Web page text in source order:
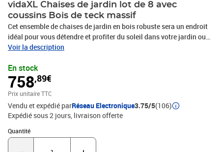
vidaXL Chaises de jardin lot de 8 avec
coussins Bois de teck massif
Cet ensemble de chaises de jardin en bois robuste sera un endroit
idéal pour vous détendre et profiter du soleil dans votre jardin ou
patio. Fabriquée en bois dur de teck extrêmement durable, cette
finement poncée pour lui donner un aspect très lisse. Le bois de
teck est connu pour sa résistance exceptionnelle aux intempéries,
ce qui le rend bien plus adapté aux meubles de jardin que tout
autre type de bois. Le bois de teck est le choix idéal si vous
souhaitez acheter un meuble de jardin durable. Une belle finition à
base d’eau est appliquée pour donner au bois une couleur chaude.
Les chaises d’extérieur stables disposent d’un aspect raffiné qui
peut instantanément se fondre dans n’importe quel espace de vie.
Voir la description
En stock
758,89€
Prix unitaire TTC
Vendu et expédié parRéseau Electronique3.75/5(106)
Expédié sous 2 jours livraison offerte
Quantité
Quantité : 1